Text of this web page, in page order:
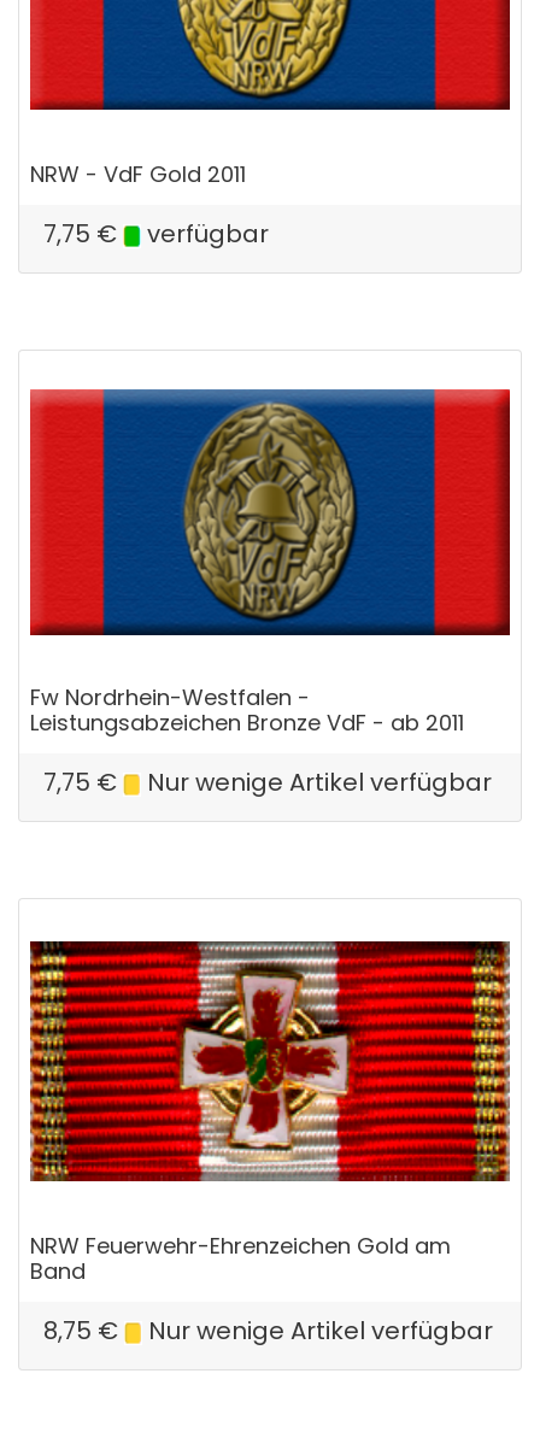
NRW - VdF Gold 2011
7,75 € verfügbar
Fw Nordrhein-Westfalen -
Leistungsabzeichen Bronze VdF - ab 2011
7,75 € Nur wenige Artikel verfügbar
NRW Feuerwehr-Ehrenzeichen Gold am
Band
8,75 € Nur wenige Artikel verfügbar